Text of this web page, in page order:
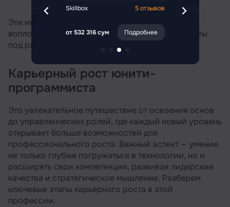
Эти инструменты помогают ему эффективно
воплощать игровые идеи и адаптировать проекты
под различные платформы.
Карьерный рост юнити-
программиста
Это увлекательное путешествие от освоения основ
до управленческих ролей, где каждый новый уровень
открывает больше возможностей для
профессионального роста. Важный аспект — умение
не только глубже погружаться в технологии, но и
расширять свои компетенции, развивая лидерские
качества и стратегическое мышление. Разберем
ключевые этапы карьерного роста в этой
профессии.
5 отзывов
Подробнее
Skillbox 5 отзывов
от 532 316 сум Подробнее
Skillbox
от 614 660 сум